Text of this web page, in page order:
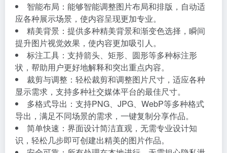
智能布局：能够智能调整图片布局和排版，自动适
应各种展示场景，使内容呈现更加专业。
精美背景：提供多种精美背景和渐变色选择，瞬间
提升图片视觉效果，使内容更加吸引人。
标注工具：支持箭头、矩形、圆形等多种标注形
状，帮助用户更好地解释和突出重点内容。
裁剪与调整：轻松裁剪和调整图片尺寸，适应各种
显示需求，支持多种社交媒体平台的最佳尺寸。
多格式导出：支持PNG、JPG、WebP等多种格式
导出，满足不同场景的需求，一键复制分享作品。
简单快速：界面设计简洁直观，无需专业设计知
识，轻松几步即可创建出精美的图片作品。